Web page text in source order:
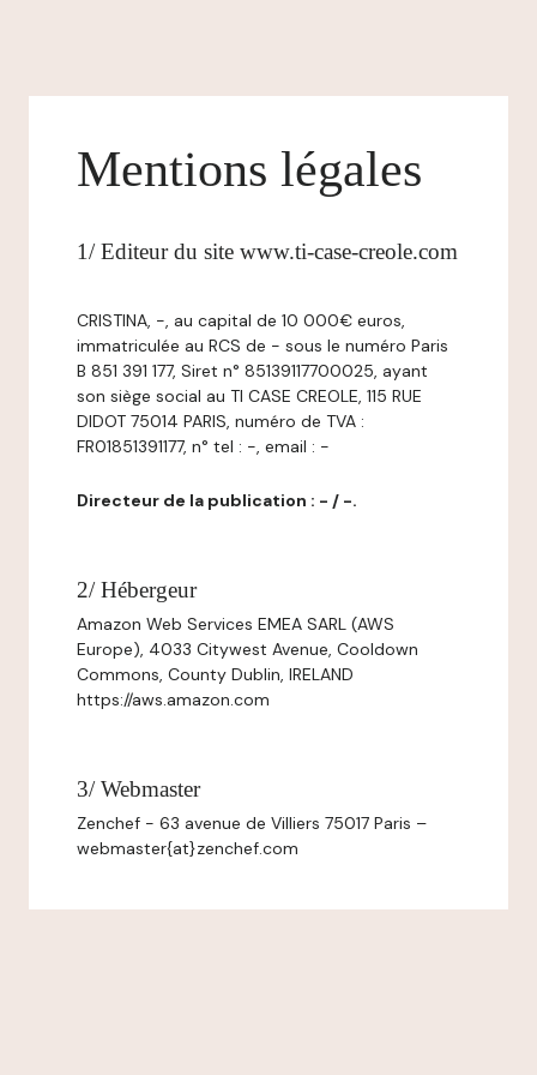
Mentions légales
1/ Editeur du site www.ti-case-creole.com
CRISTINA, -, au capital de 10 000€ euros,
immatriculée au RCS de - sous le numéro Paris
B 851 391 177, Siret n° 85139117700025, ayant
son siège social au TI CASE CREOLE, 115 RUE
DIDOT 75014 PARIS, numéro de TVA :
FR01851391177, n° tel : -, email : -
Directeur de la publication : - / -.
2/ Hébergeur
Amazon Web Services EMEA SARL (AWS
Europe), 4033 Citywest Avenue, Cooldown
Commons, County Dublin, IRELAND
https://aws.amazon.com
3/ Webmaster
Zenchef - 63 avenue de Villiers 75017 Paris –
webmaster{at}zenchef.com